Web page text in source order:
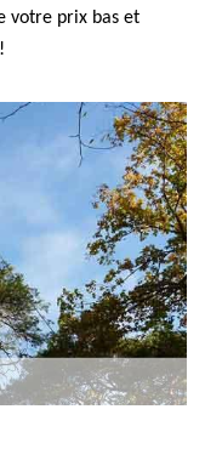
votre prix bas et